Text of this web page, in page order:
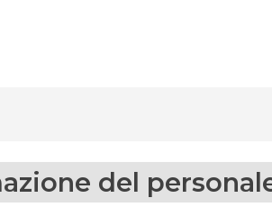
del